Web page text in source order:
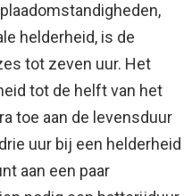
helderheid, is de
tot zeven uur. Het
tot de helft van het
toe aan de levensduur
uur bij een helderheid
aan een paar